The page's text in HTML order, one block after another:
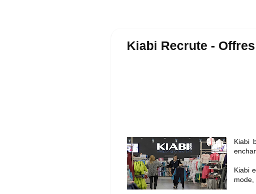
Kiabi Recrute -
Kiabi
Kiabi
mode,